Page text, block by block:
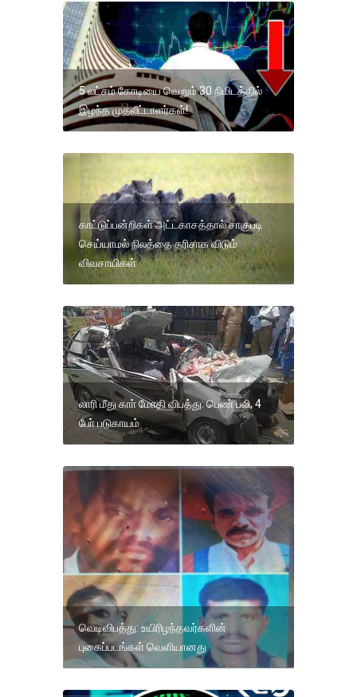
5 லட்சம் கோடியை வெறும் 30 நிமிடத்தில்
இழந்த முதலீட்டாளர்கள்!
காட்டுப்பன்றிகள் அட்டகாசத்தால் சாகுபடி
செய்யாமல் நிலத்தை தரிசாக விடும்
விவசாயிகள்
லாரி மீது காா் மோதி விபத்து: பெண் பலி, 4
போ் படுகாயம்
வெடிவிபத்து: உயிரிழந்தவர்களின்
புகைப்படங்கள் வெளியானது